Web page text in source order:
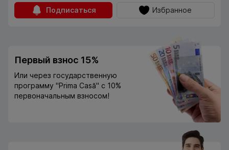
Подписаться Избранное
Первый взнос 15%
Или через государственную
программу "Prima Casă" с 10%
первоначальным взносом!